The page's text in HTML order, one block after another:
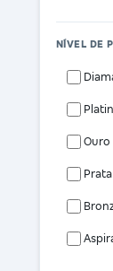
NÍVEL DE
Ouro
Prata